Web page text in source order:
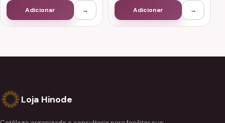
Adicionar → Adicionar →
Loja Hinode